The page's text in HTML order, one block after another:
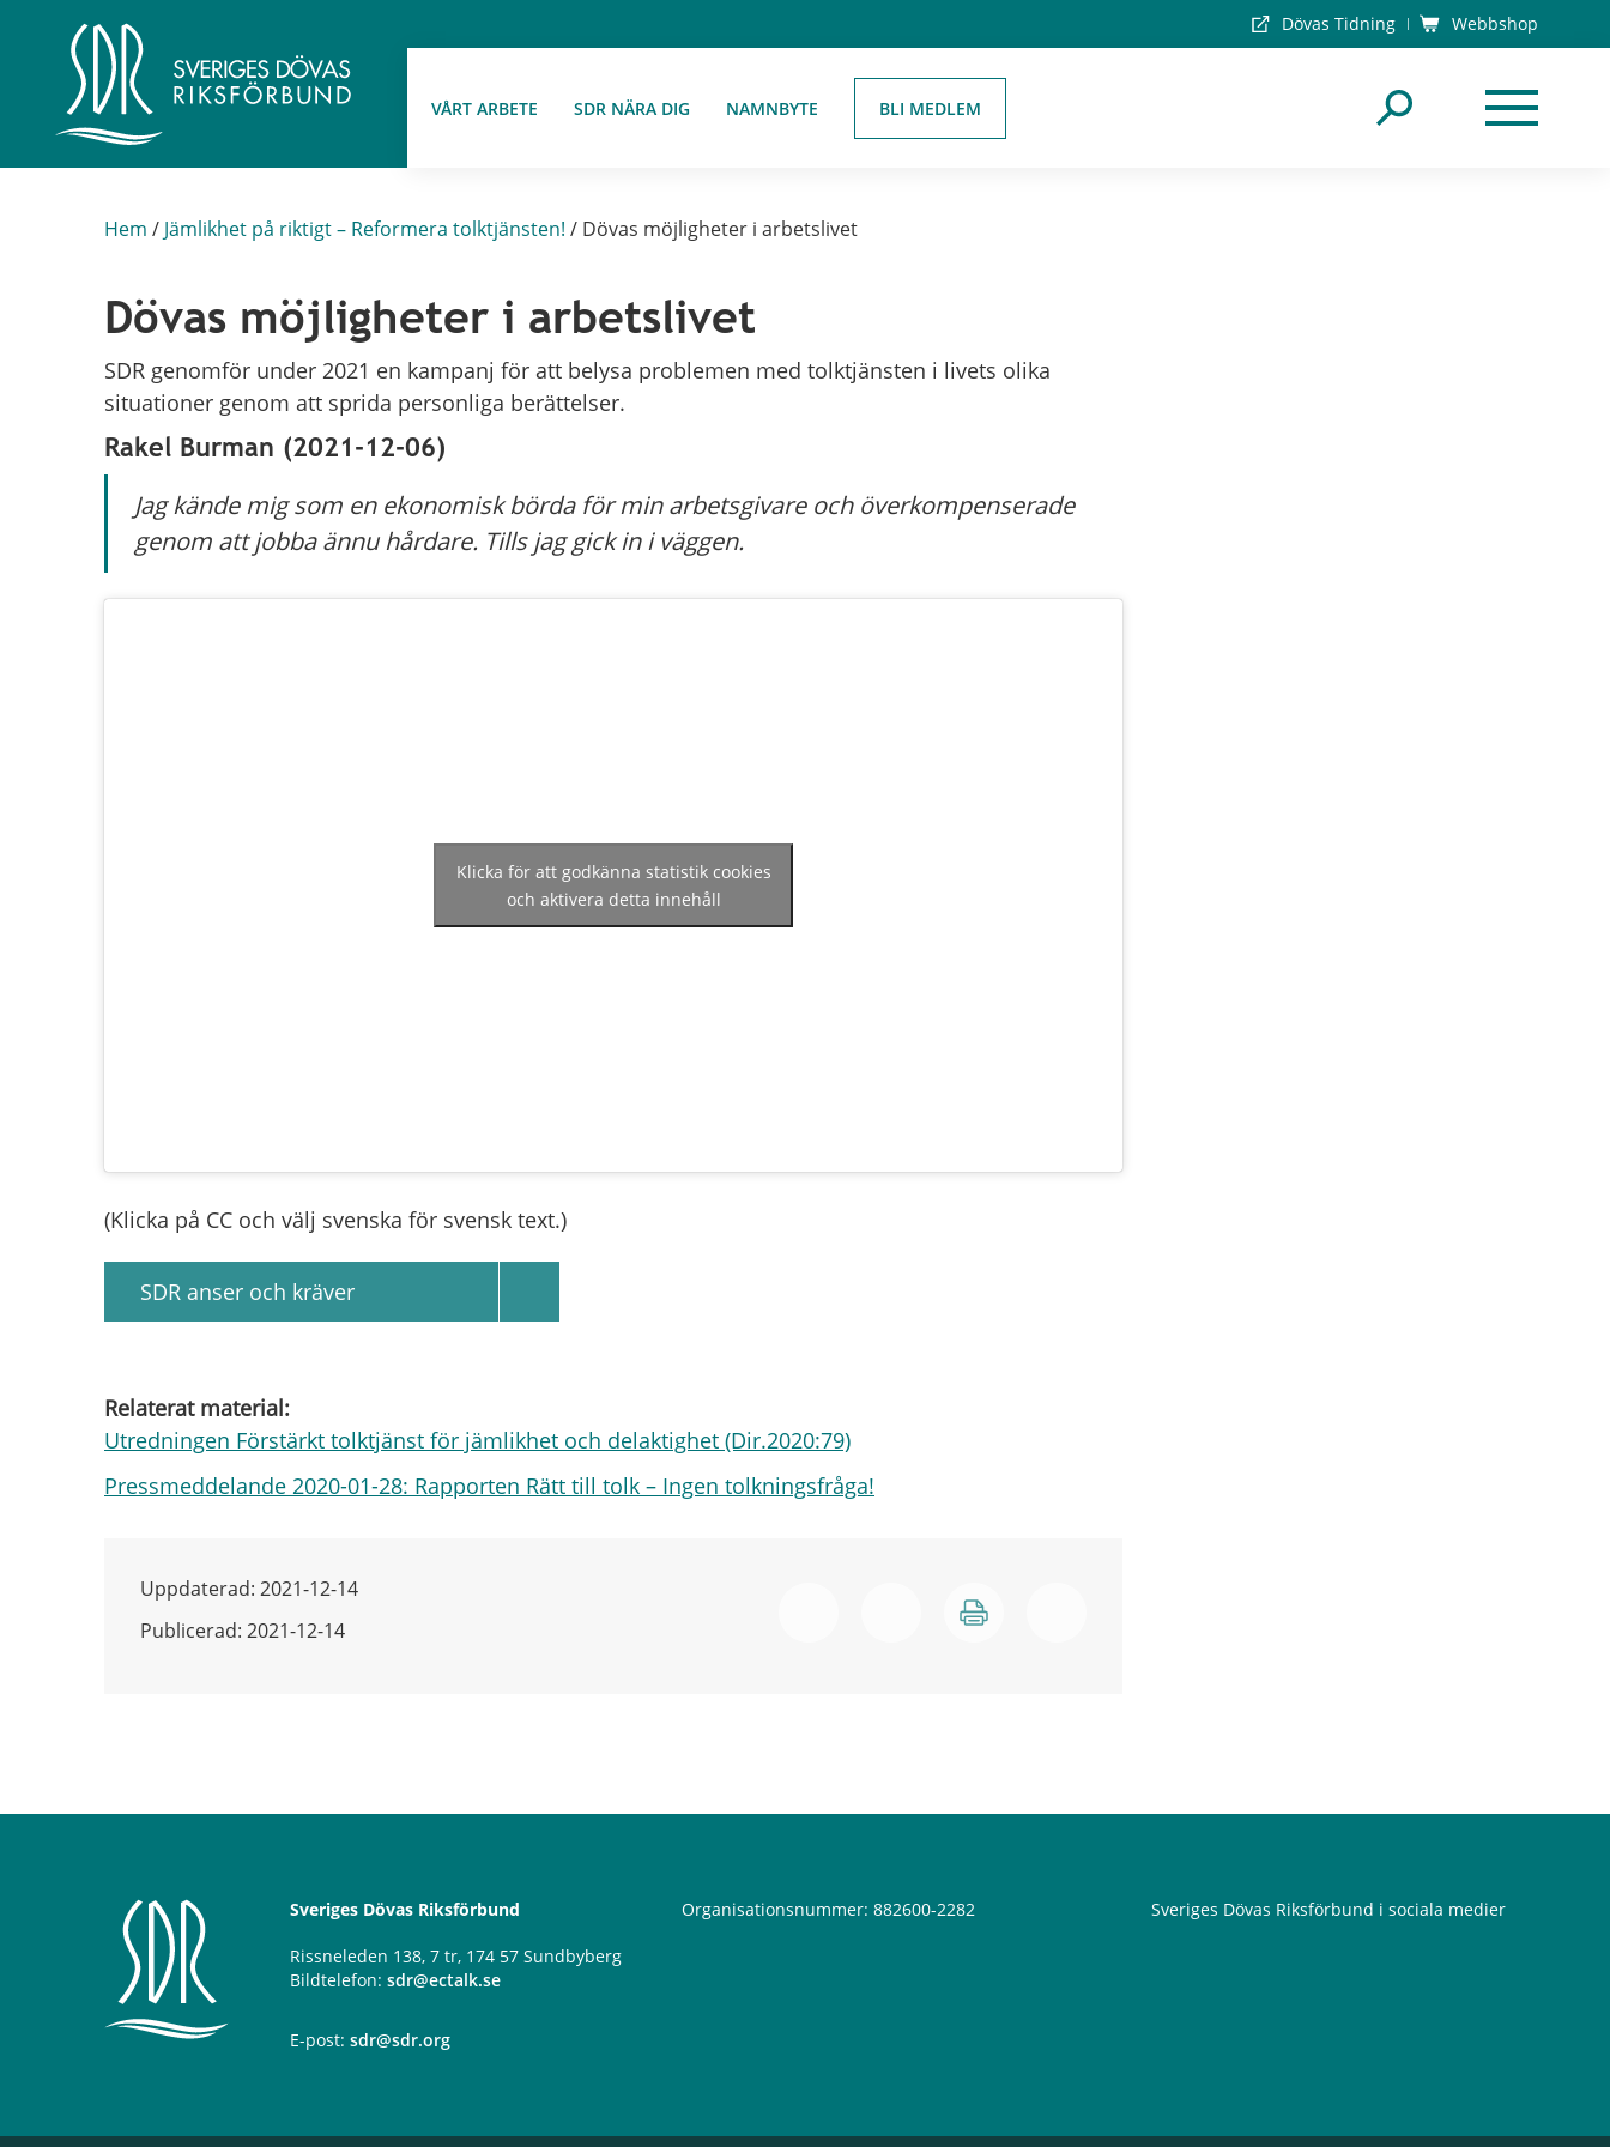
Dövas Tidning Webbshop
VÅRT ARBETE SDR NÄRA DIG NAMNBYTE BLI MEDLEM
Hem / Jämlikhet på riktigt – Reformera tolktjänsten! / Dövas möjligheter i arbetslivet
Dövas möjligheter i arbetslivet
SDR genomför under 2021 en kampanj för att belysa problemen med tolktjänsten i livets olika
situationer genom att sprida personliga berättelser.
Rakel Burman (2021-12-06)
Jag kände mig som en ekonomisk börda för min arbetsgivare och överkompenserade
genom att jobba ännu hårdare. Tills jag gick in i väggen.
Klicka för att godkänna statistik cookies
och aktivera detta innehåll
(Klicka på CC och välj svenska för svensk text.)
SDR anser och kräver
Relaterat material:
Utredningen Förstärkt tolktjänst för jämlikhet och delaktighet (Dir.2020:79)
Pressmeddelande 2020-01-28: Rapporten Rätt till tolk – Ingen tolkningsfråga!
Uppdaterad: 2021-12-14
Publicerad: 2021-12-14
Sveriges Dövas Riksförbund
Rissneleden 138, 7 tr, 174 57 Sundbyberg
Bildtelefon: sdr@ectalk.se
E-post: sdr@sdr.org
Organisationsnummer: 882600-2282 Sveriges Dövas Riksförbund i sociala medier